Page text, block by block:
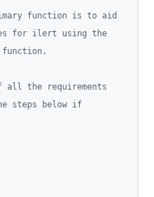
function is to aid
function.
the requirements
steps below if